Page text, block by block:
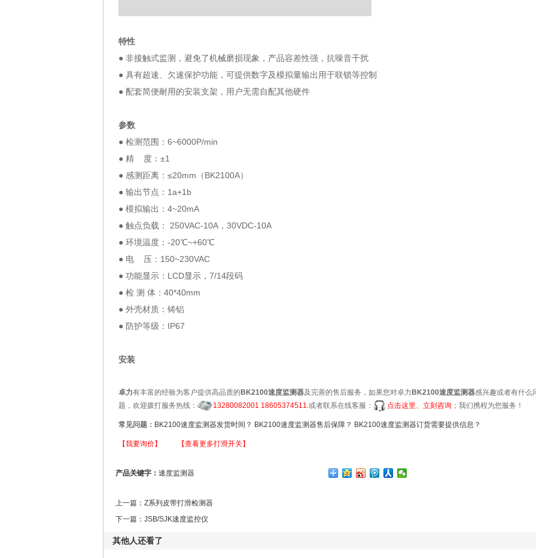
特性
● 非接触式监测，避免了机械磨损现象，产品容差性强，抗噪音干扰
● 具有超速、欠速保护功能，可提供数字及模拟量输出用于联锁等控制
● 配套简便耐用的安装支架，用户无需自配其他硬件
参数
● 检测范围：6~6000P/min
● 精 度：±1
● 感测距离：≤20mm（BK2100A）
● 输出节点：1a+1b
● 模拟输出：4~20mA
● 触点负载： 250VAC-10A，30VDC-10A
● 环境温度：-20℃~+60℃
● 电 压：150~230VAC
● 功能显示：LCD显示，7/14段码
● 检 测 体：40*40mm
● 外壳材质：铸铝
● 防护等级：IP67
安装
卓力有丰富的经验为客户提供高品质的 BK2100速度监测器及完善的售后服务，如果您对卓力 BK2100速度监测器感兴趣或者有什么
题，欢迎拨打服务热线：
13280082001 18605374511.或者联系在线客服： 点击这里、立刻咨询 ；我们携程为您服务！
常见问题： BK2100速度监测器发货时间？ BK2100速度监测器售后保障？ BK2100速度监测器订货需要提供信息？
【我要询价】 【查看更多打滑开关】
产品关键字： 速度监测器
上一篇： Z系列皮带打滑检测器
下一篇： JSB/SJK速度监控仪
其他人还看了